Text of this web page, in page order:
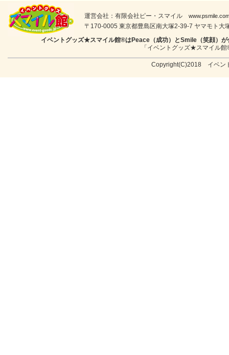
運営会社：有限会社ピー・スマイル
〒170-0005 東京都豊島区南大塚2-39-7 ヤマモト
イベントグッズ★スマイル館®はPeace（成功）とSmile（笑顔）
「イベントグッズ★スマイル
Copyright(C)2018 イベン